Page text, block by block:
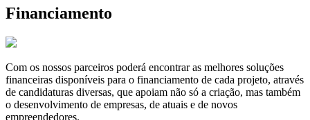
Financiamento
Com os nossos parceiros poderá encontrar as melhores soluções
financeiras disponíveis para o financiamento de cada projeto, através
de candidaturas diversas, que apoiam não só a criação, mas também
o desenvolvimento de empresas, de atuais e de novos
empreendedores.